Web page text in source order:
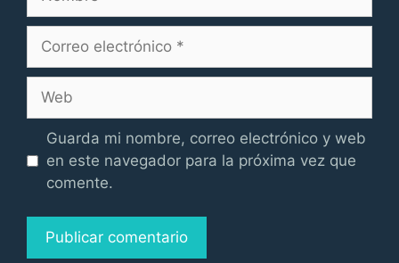
electrónico
Guarda mi nombre, correo electrónico y web
en este navegador para la próxima vez que
comente.